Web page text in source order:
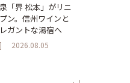
「界 松本」がリニ
ン。信州ワインと
ガントな湯宿へ
2026.08.05